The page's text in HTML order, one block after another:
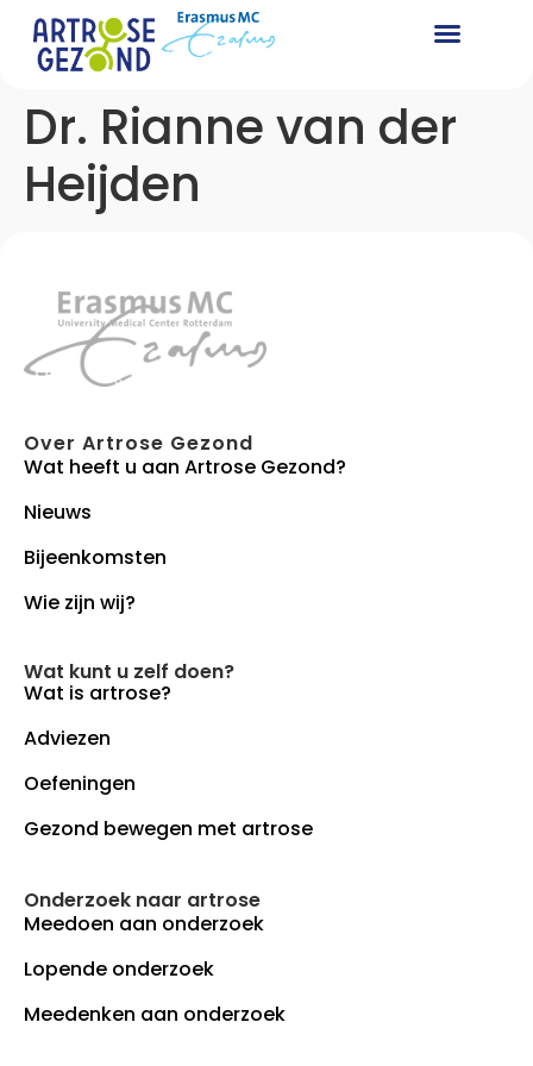
Dr. Rianne van der
Heijden
Over Artrose Gezond
Wat heeft u aan Artrose Gezond?
Nieuws
Bijeenkomsten
Wie zijn wij?
Wat kunt u zelf doen?
Wat is artrose?
Adviezen
Oefeningen
Gezond bewegen met artrose
Onderzoek naar artrose
Meedoen aan onderzoek
Lopende onderzoek
Meedenken aan onderzoek